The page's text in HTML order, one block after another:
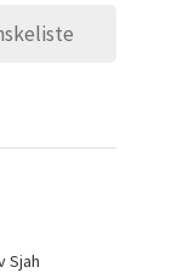
Sjah